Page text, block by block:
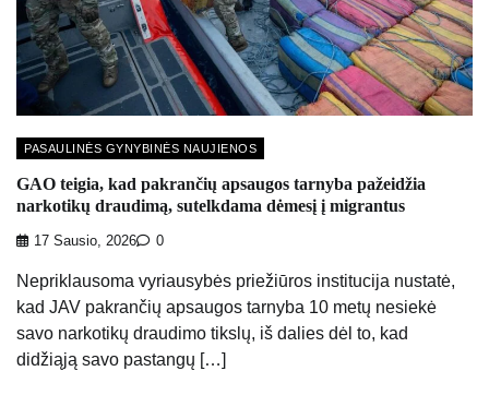
PASAULINĖS GYNYBINĖS NAUJIENOS
GAO teigia, kad pakrančių apsaugos tarnyba pažeidžia
narkotikų draudimą, sutelkdama dėmesį į migrantus
17 Sausio, 2026 0
Nepriklausoma vyriausybės priežiūros institucija nustatė,
kad JAV pakrančių apsaugos tarnyba 10 metų nesiekė
savo narkotikų draudimo tikslų, iš dalies dėl to, kad
didžiąją savo pastangų […]